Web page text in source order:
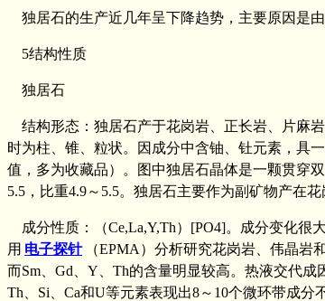
独居石的生产近几年呈下降趋势，主要原因是
5结构性质
独居石
结构形态：独居石产于花岗岩、正长岩、片麻
时为柱、锥、粒状。因成分中含铀、钍元素，具
值，多为收藏品）。图中独居石晶体是一颗贯穿
5.5，比重4.9～5.5。独居石主要作为副矿物产在
成分性质：（Ce,La,Y,Th）[PO4]。成分变化很
用 电子探针
（EPMA）分析研究花岗岩、伟晶
而Sm、Gd、Y、Th的含量明显较高。热液交代成
Th、Si、Ca和U等元素表现出8～10个微环带成